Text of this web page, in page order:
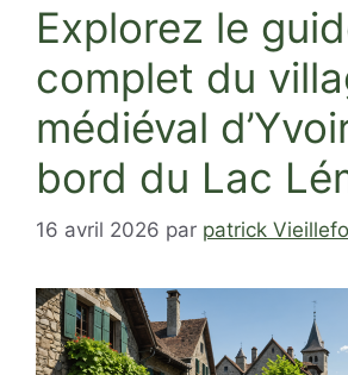
Explorez le
complet du
médiéval
bord du Lac
16 avril 2026 par patrick